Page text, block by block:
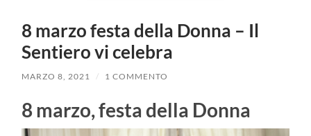
8 marzo festa della Donna – Il
Sentiero vi celebra
MARZO 8, 2021 / 1 COMMENTO
8 marzo, festa della Donna